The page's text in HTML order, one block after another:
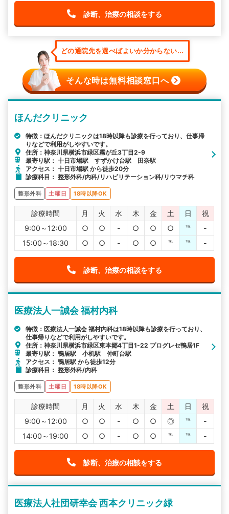
診断、治療の相談をする
どの通院先を選べばよいか分からない...
そんな時は無料相談窓口へ
ほんだクリニック
特徴：ほんだクリニックは18時以降も診療を行っており、仕事帰
りなどで利用がしやすいです。
住所：神奈川県横浜市緑区霧が丘3丁目2-9
最寄り駅： 十日市場駅 すずかけ台駅 田奈駅
アクセス： 十日市場駅 から徒歩20分
診療科目： 整形外科/内科/リハビリテーション科/リウマチ科
整形外科 土曜日 18時以降OK
診療時間 月 火 水 木 金 土 日
祝
9:00～12:00
○ ○ - ○ ○ ○ ℡
-
15:00～18:30
○ ○ - ○ ○ ℡ ℡ -
診断、治療の相談をする
医療法人一誠会 福村内科
特徴：医療法人一誠会 福村内科は18時以降も診療を行っており、
仕事帰りなどで利用がしやすいです。
住所：神奈川県横浜市緑区東本郷4丁目1-22 プログレセ鴨居1F
最寄り駅： 鴨居駅 小机駅 仲町台駅
アクセス： 鴨居駅 から徒歩12分
診療科目： 整形外科/内科
整形外科 土曜日 18時以降OK
診療時間 月 火 水 木 金 土 日
祝
9:00～12:00
○ ○ - ○ ○ ◎ ℡
-
14:00～19:00
○ ○ - ○ ○ ℡ ℡ -
診断、治療の相談をする
医療法人社団研幸会 西本クリニック緑